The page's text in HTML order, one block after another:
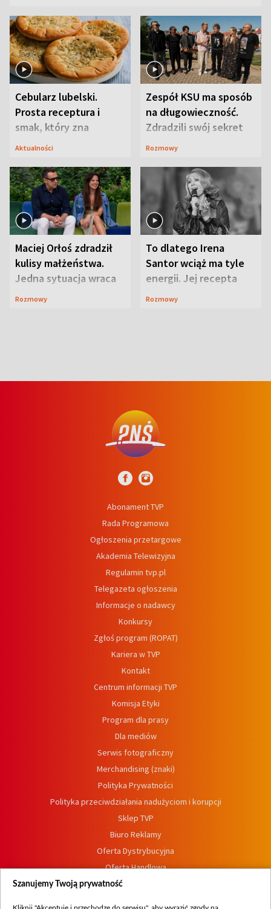
Cebularz lubelski.
Prosta receptura i
smak, który zna
Lubelszczyzna
Aktualności
Zespół KSU ma sposób
na długowieczność.
Zdradzili swój sekret
Rozmowy
Maciej Orłoś zdradził
kulisy małżeństwa.
Jedna sytuacja wraca
jak bumerang
Rozmowy
To dlatego Irena
Santor wciąż ma tyle
energii. Jej recepta
jest zaskakująco
Rozmowy
Abonament TVP
Rada Programowa
Ogłoszenia przetargowe
Akademia Telewizyjna
Regulamin tvp.pl
Telegazeta ogłoszenia
Informacje o nadawcy
Konkursy
Zgłoś program (ROPAT)
Kariera w TVP
Kontakt
Centrum informacji TVP
Komisja Etyki
Program dla prasy
Dla mediów
Serwis fotograficzny
Merchandising (znaki)
Polityka Prywatności
Polityka przeciwdziałania nadużyciom i korupcji
Sklep TVP
Biuro Reklamy
Oferta Dystrybucyjna
Oferta Handlowa
Dostępność
Szanujemy Twoją prywatność